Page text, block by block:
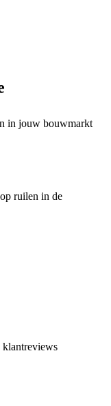
in jouw bouwmarkt
ruilen in de
klantreviews